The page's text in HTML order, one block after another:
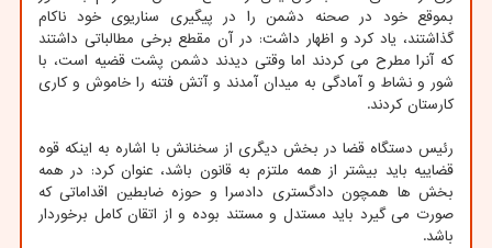
بموقع خود در صحنه دشمن را در پیگیری سناریوی خود ناکام
گذاشتند، یاد کرد و اظهار داشت: در آن مقطع برخی مطالباتی داشتند
که آنرا مطرح می کردند اما وقتی دیدند دشمن پشت قضیه است، با
شور و نشاط و آمادگی به میدان آمدند و آتش فتنه را خاموش و کاری
کارستان کردند.
رئیس دستگاه قضا در بخش دیگری از سخنانش با اشاره به اینکه قوه
قضاییه باید بیشتر از همه ملتزم به قانون باشد، عنوان کرد: در همه
بخش ها همچون دادگستری دادسرا و حوزه ضابطین اقداماتی که
صورت می گیرد باید مستدل و مستند بوده و از اتقان کامل برخوردار
باشد.